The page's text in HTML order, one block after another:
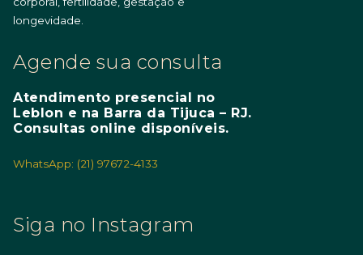
longevidade.
Agende sua consulta
Atendimento presencial no
Leblon e na Barra da Tijuca – RJ.
Consultas online disponíveis.
WhatsApp: (21) 97672-4133
Siga no Instagram